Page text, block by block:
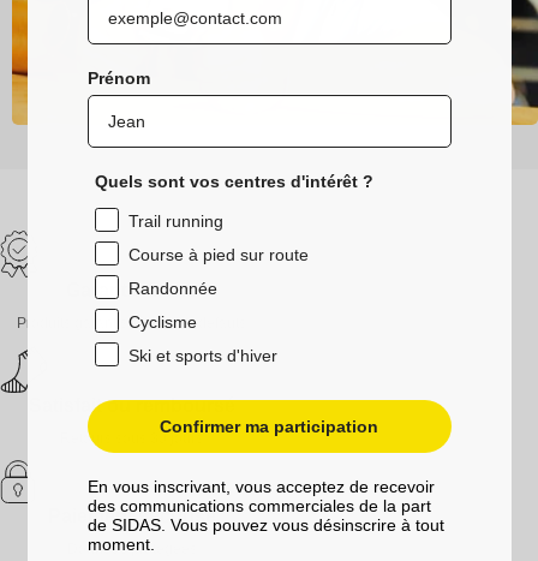
Garantie 2 ans
Produits garantis contre les défauts
Satisfait ou remboursé
Retours sous 30 jours
Paiement sécurisé
Données protégées
Prénom
Quels sont vos centres d'intérêt ?
Trail running
Course à pied sur route
Randonnée
Cyclisme
Ski et sports d'hiver
Confirmer ma participation
En vous inscrivant, vous acceptez de recevoir
des communications commerciales de la part
de SIDAS. Vous pouvez vous désinscrire à tout
moment.